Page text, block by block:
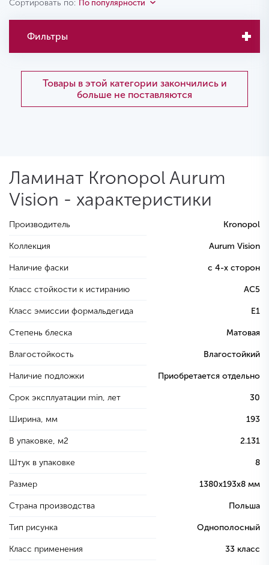
Сортировать по: По популярности
Фильтры
Товары в этой категории закончились и
больше не поставляются
Ламинат Kronopol Aurum
Vision - характеристики
Производитель Kronopol
Коллекция Aurum Vision
Наличие фаски с 4-х сторон
Класс стойкости к истиранию AC5
Класс эмиссии формальдегида E1
Степень блеска Матовая
Влагостойкость Влагостойкий
Наличие подложки Приобретается отдельно
Срок эксплуатации min, лет 30
Ширина, мм 193
В упаковке, м2 2.131
Штук в упаковке 8
Размер 1380х193х8 мм
Страна производства Польша
Тип рисунка Однополосный
Класс применения 33 класс